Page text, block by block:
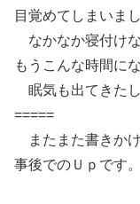
目覚めてしまいまし
なかなか寝付け
もうこんな時間に
眠気も出てきたし
=====
またまた書きかけ
事後でのＵｐです。